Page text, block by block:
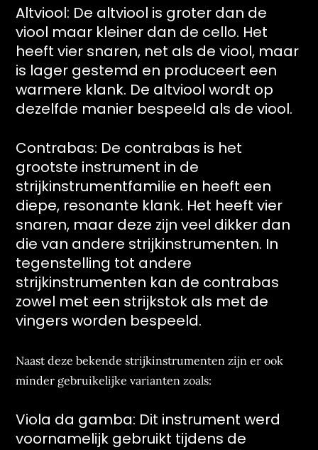
Altviool: De altviool is groter dan de
viool maar kleiner dan de cello. Het
heeft vier snaren, net als de viool, maar
is lager gestemd en produceert een
warmere klank. De altviool wordt op
dezelfde manier bespeeld als de viool.
Contrabas: De contrabas is het
grootste instrument in de
strijkinstrumentfamilie en heeft een
diepe, resonante klank. Het heeft vier
snaren, maar deze zijn veel dikker dan
die van andere strijkinstrumenten. In
tegenstelling tot andere
strijkinstrumenten kan de contrabas
zowel met een strijkstok als met de
vingers worden bespeeld.
Naast deze bekende strijkinstrumenten zijn er ook
minder gebruikelijke varianten zoals:
Viola da gamba: Dit instrument werd
voornamelijk gebruikt tijdens de